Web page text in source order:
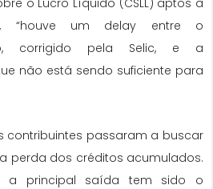
o Lucro Líquido (CSLL) aptos à
“houve um delay entre o
corrigido pela Selic, e a
não está sendo suficiente para
contribuintes passaram a buscar
perda dos créditos acumulados.
a principal saída tem sido o